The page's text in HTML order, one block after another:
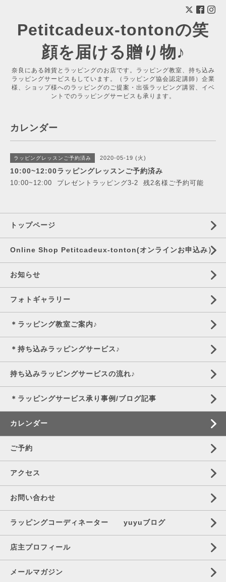
Petitcadeux-tontonの笑
顔を届ける贈り物♪
奈良にある雑貨とラッピングのお店です。ラッピング教室、持ち込み
ラッピングサービスもしています。（ラッピング協会認定講師）企業
様、ショップ様へのラッピングのご提案・出張ラッピング講習、イベ
ントでのラッピングサービスも承ります。
カレンダー
ラッピングレッスンご予約済み 2020-05-19 (火)
10:00~12:00ラッピングレッスンご予約済み
10:00~12:00 プレゼントラッピング3-2 残2名様ご予約可能
トップページ
Online Shop Petitcadeux-tonton(オンラインお申込み）
お知らせ
フォトギャラリー
＊ラッピング教室ご案内♪
＊持ち込みラッピングサービス♪
持ち込みラッピングサービスの流れ♪
＊ラッピングサービス承り事例/ブログ記事
カレンダー
ご予約
アクセス
お問い合わせ
ラッピングコーディネーター yuyuブログ
店主プロフィール
メールマガジン